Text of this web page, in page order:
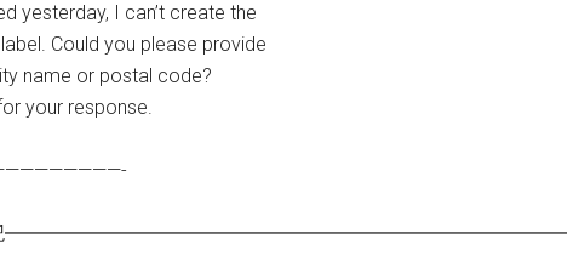
yesterday, I can’t create the
label. Could you please provide
name or postal code?
your response.
記━━━━━━━━━━━━━━━━━━━━━━━━━━━━━